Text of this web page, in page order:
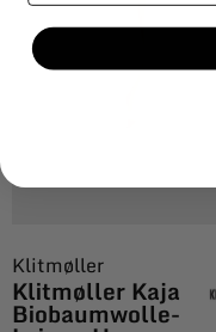
Klitmøller
Klitmøller Kaja
Biobaumwolle-